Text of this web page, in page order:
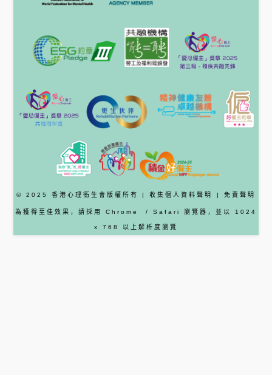
© 2025 香港心理衞生會版權所有 | 收集個人資料聲明 | 免責聲明
為獲得至佳效果，請採用 Chrome / Safari 瀏覽器 ，並以 1024
x 768 以上解析度瀏覽